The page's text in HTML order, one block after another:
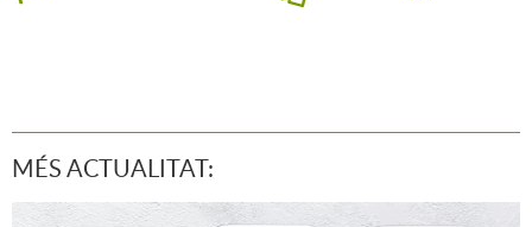
MÉS ACTUALITAT: